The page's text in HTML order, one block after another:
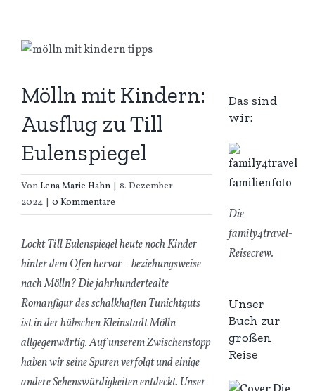
Mölln mit Kindern:
Ausflug zu Till
Eulenspiegel
VonLena Marie Hahn | 8. Dezember
2024 | 0 Kommentare
Lockt Till Eulenspiegel heute noch Kinder
hinter dem Ofen hervor – beziehungsweise
nach Mölln? Die jahrhundertealte
Romanfigur des schalkhaften Tunichtguts
ist in der hübschen Kleinstadt Mölln
allgegenwärtig. Auf unserem Zwischenstopp
haben wir seine Spuren verfolgt und einige
andere Sehenswürdigkeiten entdeckt. Unser
Das sind
wir:
Die
family4travel-
Reisecrew.
Unser
Buch zur
großen
Reise